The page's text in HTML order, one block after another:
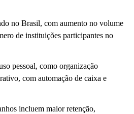
no Brasil, com aumento no volume
de instituições participantes no
pessoal, como organização
com automação de caixa e
incluem maior retenção,